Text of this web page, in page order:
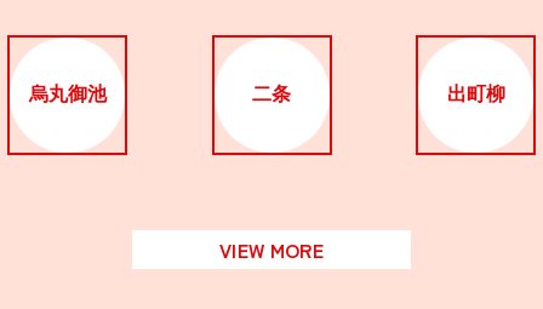
烏丸御池 二条 出町柳
VIEW MORE